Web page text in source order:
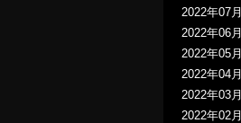
2022年07月
2022年06月
2022年05月
2022年04月
2022年03月
2022年02月